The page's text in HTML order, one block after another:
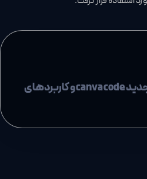
معرفی هوش مصنوعی جدید canva code و کاربردهای